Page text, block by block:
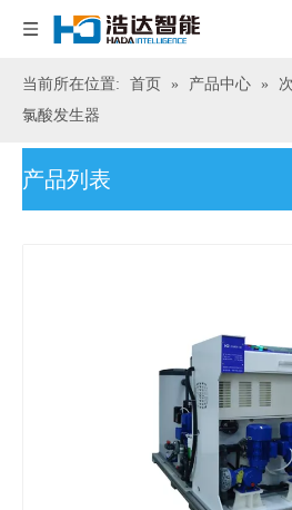
当前所在位置: 首页 » 产品中心 »
氯酸发生器
产品列表